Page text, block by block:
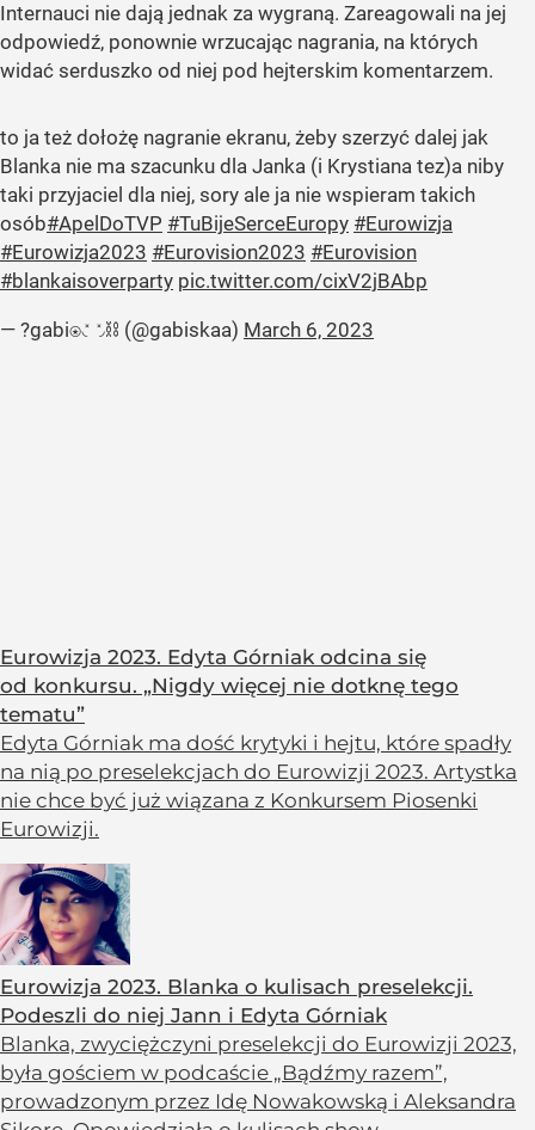
Internauci nie dają jednak za wygraną. Zareagowali na jej
odpowiedź, ponownie wrzucając nagrania, na których
widać serduszko od niej pod hejterskim komentarzem.
to ja też dołożę nagranie ekranu, żeby szerzyć dalej jak
Blanka nie ma szacunku dla Janka (i Krystiana tez)a niby
taki przyjaciel dla niej, sory ale ja nie wspieram takich
osób#ApelDoTVP #TuBijeSerceEuropy #Eurowizja
#Eurowizja2023 #Eurovision2023 #Eurovision
#blankaisoverparty pic.twitter.com/cixV2jBAbp
— ?gabi⍟◟̽◞̽⛓️ (@gabiskaa) March 6, 2023
Eurowizja 2023. Edyta Górniak odcina się
od konkursu. „Nigdy więcej nie dotknę tego
tematu”
Edyta Górniak ma dość krytyki i hejtu, które spadły
na nią po preselekcjach do Eurowizji 2023. Artystka
nie chce być już wiązana z Konkursem Piosenki
Eurowizji.
Eurowizja 2023. Blanka o kulisach preselekcji.
Podeszli do niej Jann i Edyta Górniak
Blanka, zwyciężczyni preselekcji do Eurowizji 2023,
była gościem w podcaście „Bądźmy razem”,
prowadzonym przez Idę Nowakowską i Aleksandra